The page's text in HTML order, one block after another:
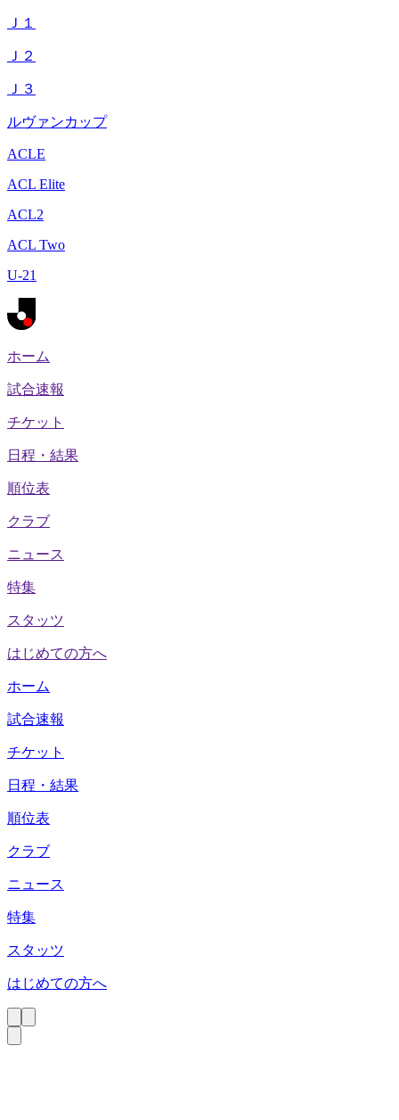
Ｊ１
Ｊ２
Ｊ３
ルヴァンカップ
ACLE
ACL Elite
ACL2
ACL Two
U-21
ホーム
試合速報
チケット
日程・結果
順位表
クラブ
ニュース
特集
スタッツ
はじめての方へ
ホーム
試合速報
チケット
日程・結果
順位表
クラブ
ニュース
特集
スタッツ
はじめての方へ